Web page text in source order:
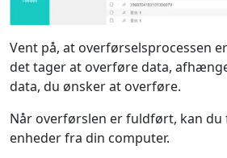
Vent på, at overførselsprocessen
det tager at overføre data,
data, du ønsker at overføre.
Når overførslen er fuldført, kan du
enheder fra din computer.